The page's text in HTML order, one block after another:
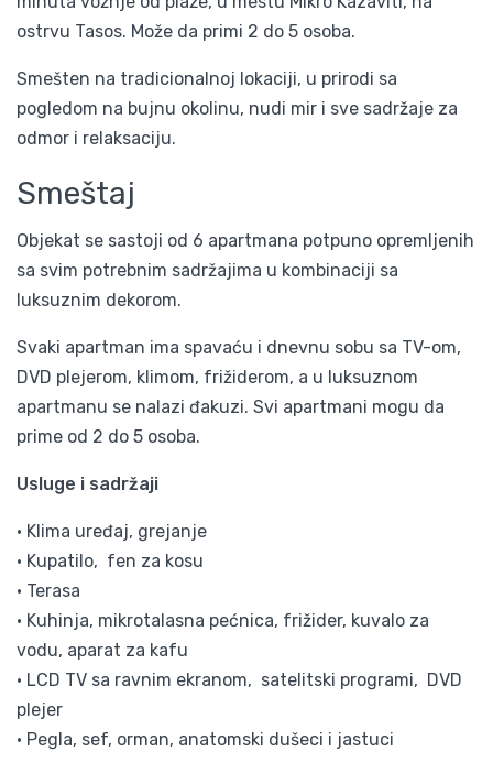
ostrvu Tasos. Može da primi 2 do 5 osoba.
Smešten na tradicionalnoj lokaciji, u prirodi sa
pogledom na bujnu okolinu, nudi mir i sve sadržaje za
odmor i relaksaciju.
Smeštaj
Objekat se sastoji od 6 apartmana potpuno opremljenih
sa svim potrebnim sadržajima u kombinaciji sa
luksuznim dekorom.
Svaki apartman ima spavaću i dnevnu sobu sa TV-om,
DVD plejerom, klimom, frižiderom, a u luksuznom
apartmanu se nalazi đakuzi. Svi apartmani mogu da
prime od 2 do 5 osoba.
Usluge i sadržaji
• Klima uređaj, grejanje
• Kupatilo, fen za kosu
• Terasa
• Kuhinja, mikrotalasna pećnica, frižider, kuvalo za
vodu, aparat za kafu
• LCD TV sa ravnim ekranom, satelitski programi, DVD
plejer
• Pegla, sef, orman, anatomski dušeci i jastuci